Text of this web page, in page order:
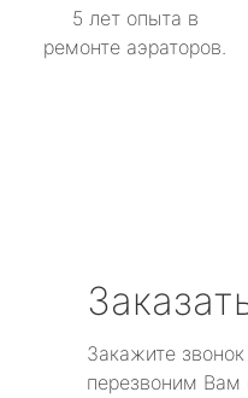
5 лет опыта в
ремонте аэраторов.
Закажите
перезвоним Вам